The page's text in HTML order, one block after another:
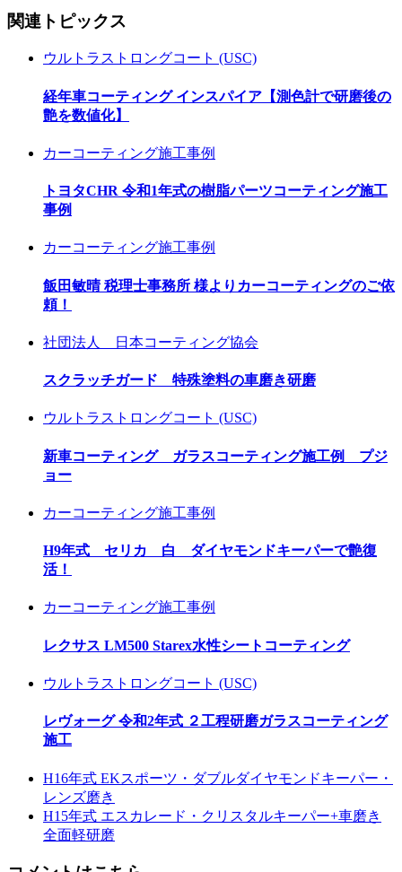
関連トピックス
ウルトラストロングコート (USC)
経年車コーティング インスパイア【測色計で研磨後の
艶を数値化】
カーコーティング施工事例
トヨタCHR 令和1年式の樹脂パーツコーティング施工
事例
カーコーティング施工事例
飯田敏晴 税理士事務所 様よりカーコーティングのご依
頼！
社団法人 日本コーティング協会
スクラッチガード 特殊塗料の車磨き研磨
ウルトラストロングコート (USC)
新車コーティング ガラスコーティング施工例 プジ
ョー
カーコーティング施工事例
H9年式 セリカ 白 ダイヤモンドキーパーで艶復
活！
カーコーティング施工事例
レクサス LM500 Starex水性シートコーティング
ウルトラストロングコート (USC)
レヴォーグ 令和2年式 ２工程研磨ガラスコーティング
施工
H16年式 EKスポーツ・ダブルダイヤモンドキーパー・
レンズ磨き
H15年式 エスカレード・クリスタルキーパー+車磨き
全面軽研磨